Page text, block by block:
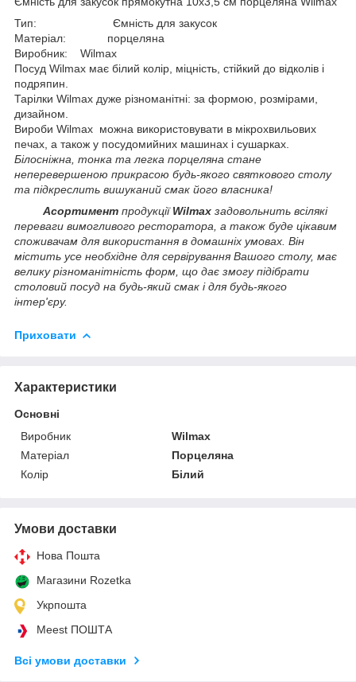
Тип: Ємність для закусок
Матеріал: порцеляна
Виробник: Wilmax
Посуд Wilmax має білий колір, міцність, стійкий до відколів і
подряпин.
Тарілки Wilmax дуже різноманітні: за формою, розмірами,
дизайном.
Вироби Wilmax можна використовувати в мікрохвильових
печах, а також у посудомийних машинах і сушарках.
Білосніжна, тонка та легка порцеляна стане
неперевершеною прикрасою будь-якого святкового столу
та підкреслить вишуканий смак його власника!
Асортимент продукціїWilmax задовольнить всілякі
переваги вимогливого ресторатора, а також буде цікавим
споживачам для використання в домашніх умовах. Він
містить усе необхідне для сервірування Вашого столу, має
велику різноманітність форм, що дає змогу підібрати
столовий посуд на будь-який смак і для будь-якого
інтер'єру.
Приховати
Характеристики
Основні
Виробник
Wilmax
Матеріал
Порцеляна
Колір
Білий
Умови доставки
Нова Пошта
Магазини Rozetka
Укрпошта
Meest ПОШТА
Всі умови доставки